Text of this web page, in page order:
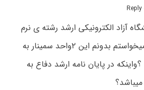
آزاد الکترونیکی ارشد رشته ی نرم
افزار ۲واحد سمینار دارد میخواستم بدونم این ۲واحد سمینار به
در پایان نامه ارشد دفاع به